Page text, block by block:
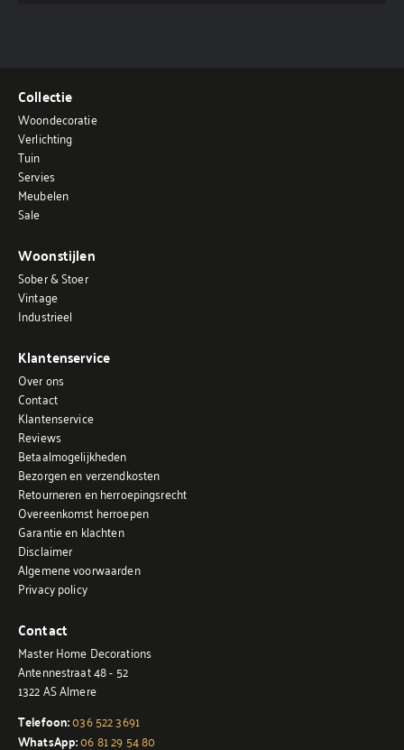
Collectie
Woondecoratie
Verlichting
Tuin
Servies
Meubelen
Sale
Woonstijlen
Sober & Stoer
Vintage
Industrieel
Klantenservice
Over ons
Contact
Klantenservice
Reviews
Betaalmogelijkheden
Bezorgen en verzendkosten
Retourneren en herroepingsrecht
Overeenkomst herroepen
Garantie en klachten
Disclaimer
Algemene voorwaarden
Privacy policy
Contact
Master Home Decorations
Antennestraat 48 - 52
1322 AS Almere
Telefoon:036 522 3691
WhatsApp:06 81 29 54 80